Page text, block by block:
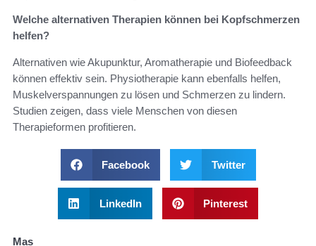
Welche alternativen Therapien können bei Kopfschmerzen
helfen?
Alternativen wie Akupunktur, Aromatherapie und Biofeedback
können effektiv sein. Physiotherapie kann ebenfalls helfen,
Muskelverspannungen zu lösen und Schmerzen zu lindern.
Studien zeigen, dass viele Menschen von diesen
Therapieformen profitieren.
Facebook Twitter
LinkedIn Pinterest
Mas